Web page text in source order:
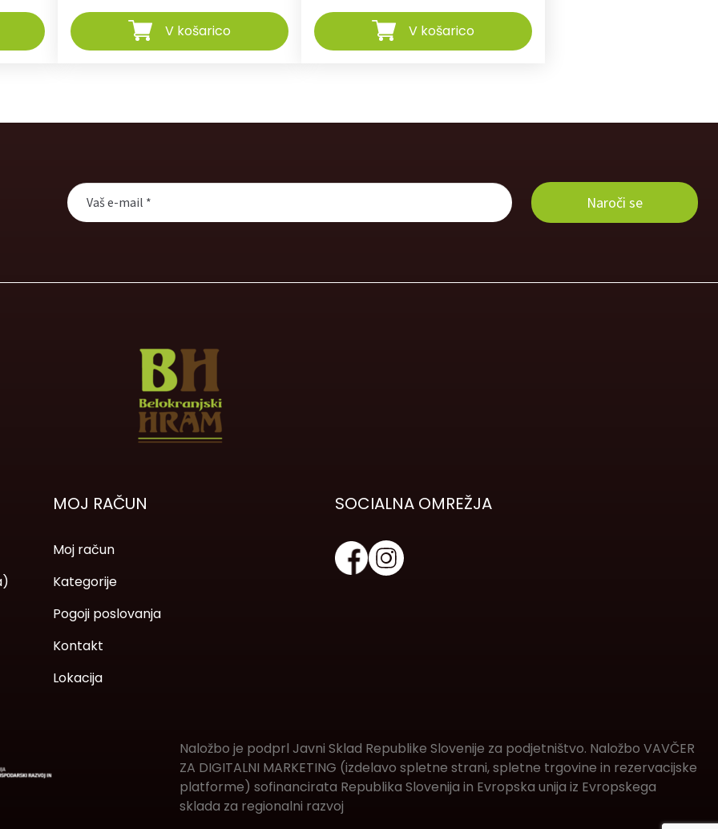
V košarico V košarico
MOJ RAČUN
Moj račun
Kategorije
Pogoji poslovanja
Kontakt
Lokacija
SOCIALNA OMREŽJA
Naložbo je podprl Javni Sklad Republike Slovenije za podjetništvo. Naložbo VAVČER
ZA DIGITALNI MARKETING (izdelavo spletne strani, spletne trgovine in rezervacijske
platforme) sofinancirata Republika Slovenija in Evropska unija iz Evropskega
sklada za regionalni razvoj